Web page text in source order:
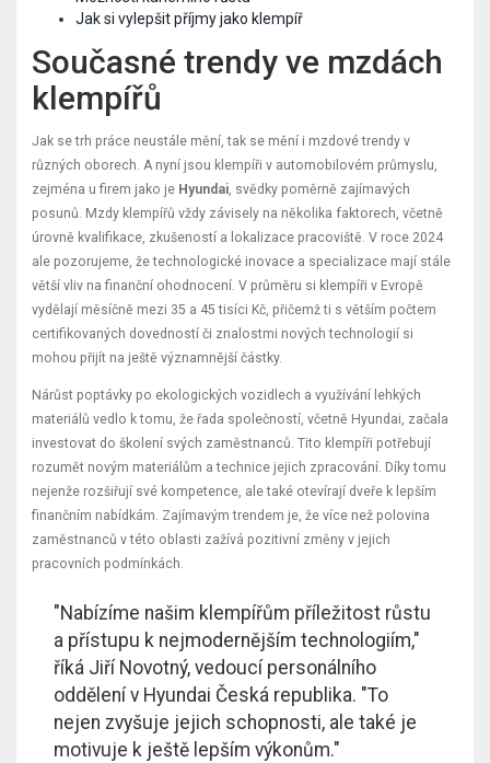
Jak si vylepšit příjmy jako klempíř
Současné trendy ve mzdách
klempířů
Jak se trh práce neustále mění, tak se mění i mzdové trendy v
různých oborech. A nyní jsou klempíři v automobilovém průmyslu,
zejména u firem jako je Hyundai, svědky poměrně zajímavých
posunů. Mzdy klempířů vždy závisely na několika faktorech, včetně
úrovně kvalifikace, zkušeností a lokalizace pracoviště. V roce 2024
ale pozorujeme, že technologické inovace a specializace mají stále
větší vliv na finanční ohodnocení. V průměru si klempíři v Evropě
vydělají měsíčně mezi 35 a 45 tisíci Kč, přičemž ti s větším počtem
certifikovaných dovedností či znalostmi nových technologií si
mohou přijít na ještě významnější částky.
Nárůst poptávky po ekologických vozidlech a využívání lehkých
materiálů vedlo k tomu, že řada společností, včetně Hyundai, začala
investovat do školení svých zaměstnanců. Tito klempíři potřebují
rozumět novým materiálům a technice jejich zpracování. Díky tomu
nejenže rozšiřují své kompetence, ale také otevírají dveře k lepším
finančním nabídkám. Zajímavým trendem je, že více než polovina
zaměstnanců v této oblasti zažívá pozitivní změny v jejich
pracovních podmínkách.
"Nabízíme našim klempířům příležitost růstu
a přístupu k nejmodernějším technologiím,"
říká Jiří Novotný, vedoucí personálního
oddělení v Hyundai Česká republika. "To
nejen zvyšuje jejich schopnosti, ale také je
motivuje k ještě lepším výkonům."